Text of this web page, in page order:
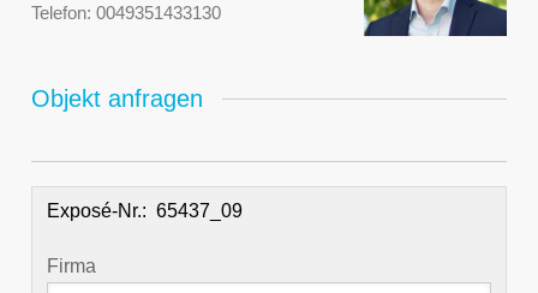
Telefon: 0049351433130
Objekt anfragen
Exposé-Nr.:
Firma